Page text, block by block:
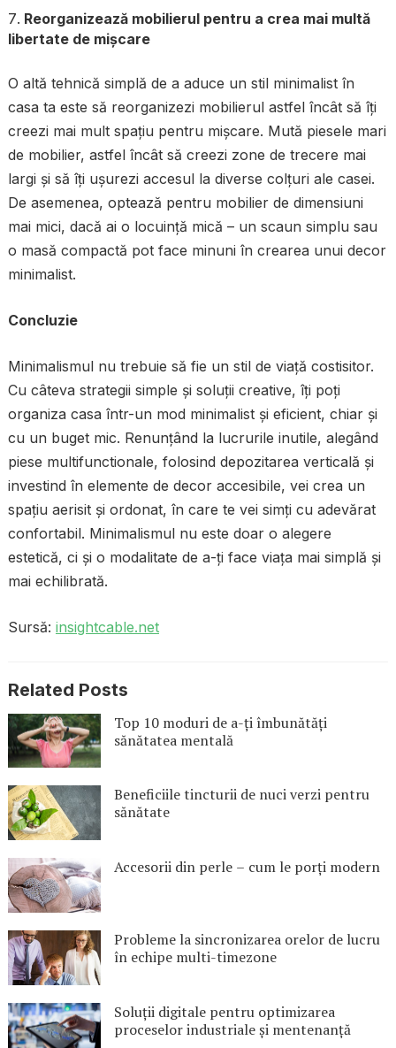
Reorganizează mobilierul pentru a crea mai multă
libertate de mișcare
O altă tehnică simplă de a aduce un stil minimalist în
casa ta este să reorganizezi mobilierul astfel încât să îți
creezi mai mult spațiu pentru mișcare. Mută piesele mari
de mobilier, astfel încât să creezi zone de trecere mai
largi și să îți ușurezi accesul la diverse colțuri ale casei.
De asemenea, optează pentru mobilier de dimensiuni
mai mici, dacă ai o locuință mică – un scaun simplu sau
o masă compactă pot face minuni în crearea unui decor
minimalist.
Concluzie
Minimalismul nu trebuie să fie un stil de viață costisitor.
Cu câteva strategii simple și soluții creative, îți poți
organiza casa într-un mod minimalist și eficient, chiar și
cu un buget mic. Renunțând la lucrurile inutile, alegând
piese multifunctionale, folosind depozitarea verticală și
investind în elemente de decor accesibile, vei crea un
spațiu aerisit și ordonat, în care te vei simți cu adevărat
confortabil. Minimalismul nu este doar o alegere
estetică, ci și o modalitate de a-ți face viața mai simplă și
mai echilibrată.
Sursă: insightcable.net
Related Posts
Top 10 moduri de a-ți îmbunătăți
sănătatea mentală
Beneficiile tincturii de nuci verzi pentru
sănătate
Accesorii din perle – cum le porți modern
Probleme la sincronizarea orelor de lucru
în echipe multi-timezone
Soluții digitale pentru optimizarea
proceselor industriale și mentenanță